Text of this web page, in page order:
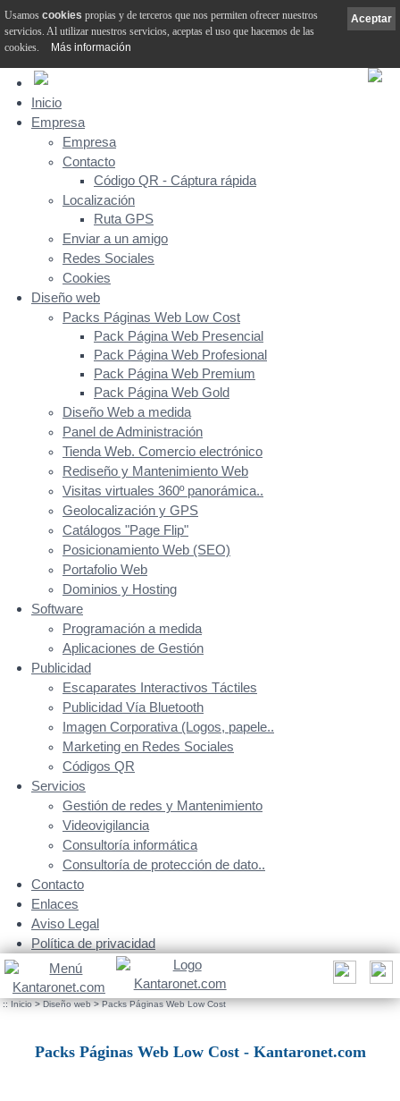
Inicio
Empresa
Empresa
Contacto
Código QR - Cáptura rápida
Localización
Ruta GPS
Enviar a un amigo
Redes Sociales
Cookies
Diseño web
Packs Páginas Web Low Cost
Pack Página Web Presencial
Pack Página Web Profesional
Pack Página Web Premium
Pack Página Web Gold
Diseño Web a medida
Panel de Administración
Tienda Web. Comercio electrónico
Rediseño y Mantenimiento Web
Visitas virtuales 360º panorámica..
Geolocalización y GPS
Catálogos "Page Flip"
Posicionamiento Web (SEO)
Portafolio Web
Dominios y Hosting
Software
Programación a medida
Aplicaciones de Gestión
Publicidad
Escaparates Interactivos Táctiles
Publicidad Vía Bluetooth
Imagen Corporativa (Logos, papele..
Marketing en Redes Sociales
Códigos QR
Servicios
Gestión de redes y Mantenimiento
Videovigilancia
Consultoría informática
Consultoría de protección de dato..
Contacto
Enlaces
Aviso Legal
Política de privacidad
:: Inicio>Diseño web>Packs Páginas Web Low Cost
Packs Páginas Web Low Cost - Kantaronet.com
Aceptar
Usamos cookies propias y de terceros que nos permiten ofrecer nuestros
servicios. Al utilizar nuestros servicios, aceptas el uso que hacemos de las
cookies.
Más información